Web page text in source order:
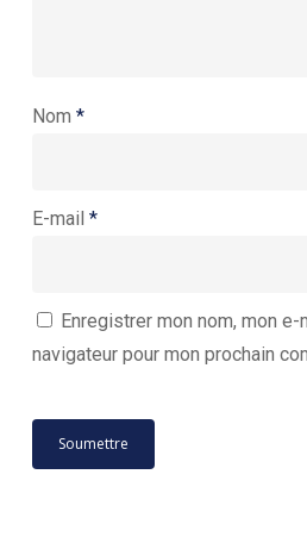
Nom *
E-mail *
Enregistrer mon nom, mon
navigateur pour mon prochain